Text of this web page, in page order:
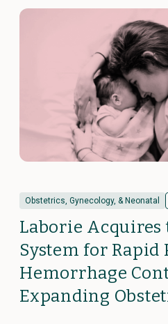
Obstetrics, Gynecology, & Neonatal
Laborie Acquires
System for Rapid
Hemorrhage
Expanding